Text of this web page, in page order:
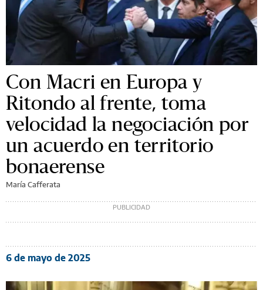
Con Macri en Europa y
Ritondo al frente, toma
velocidad la negociación por
un acuerdo en territorio
bonaerense
María Cafferata
6 de mayo de 2025